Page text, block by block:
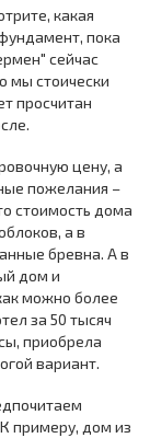
какая
пока
сейчас
мы стоически
просчитан
цену, а
пожелания –
стоимость дома
а в
бревна. А в
дом и
можно более
за 50 тысяч
приобрела
вариант.
примеру, дом из